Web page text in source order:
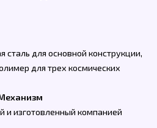
для основной конструкции,
для трех космических
и изготовленный компанией